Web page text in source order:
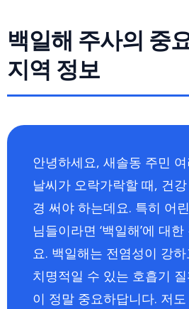
백일해 주사의 중
지역 정보
안녕하세요, 새솔동 주민
날씨가 오락가락할 때, 건
경 써야 하는데요. 특히 어
님들이라면 ‘백일해’에 대
요. 백일해는 전염성이 강
치명적일 수 있는 호흡기
이 정말 중요하답니다. 저